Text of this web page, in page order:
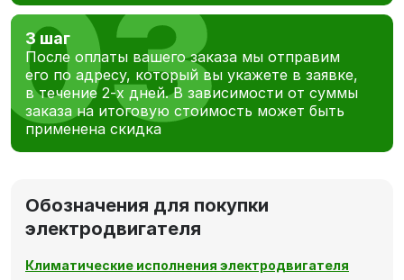
3 шаг
После оплаты вашего заказа мы отправим
его по адресу, который вы укажете в заявке,
в течение 2-х дней. В зависимости от суммы
заказа на итоговую стоимость может быть
применена скидка
Обозначения для покупки
электродвигателя
Климатические исполнения электродвигателя